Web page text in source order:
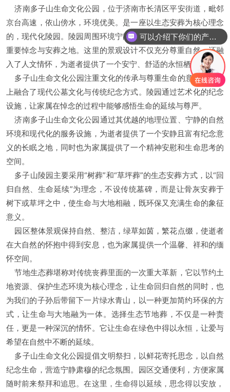
济南多子山生命文化公园，位于济南市长清区平安街道，毗邻
京台高速，依山傍水，环境优美。是一座以生态安葬为核心理念
的，现代化陵园。陵园周围环境宁静宜人，是济南及周边地区的
重要悼念与安葬之地。这里的景观设计不仅充分尊重自然，还融
入了人文情怀，为逝者提供了一个安宁、舒适的永恒栖息之地。
多子山生命文化公园注重文化的传承与尊重生命的意义，设计
上融合了现代公墓文化与传统纪念方式。陵园通过艺术化的纪念
设施，让家属在悼念的过程中能够感悟生命的延续与尊严。
济南多子山生命文化公园通过其优越的地理位置、宁静的自然
环境和现代化的服务设施，为逝者提供了一个安静且富有纪念意
义的长眠之地，同时也为家属提供了一个精神安慰和生命思考的
空间。
多子山陵园主要采用“树葬”和“草坪葬”的生态安葬方式，以“回
归自然、生命延续”为理念，不设传统墓碑，而是让骨灰安葬于
树下或草坪之中，使生命与大地相融，既环保又充满生命的象征
意义。
园区整体景观保持自然、整洁，绿草如茵，繁花点缀，使逝者
在大自然的怀抱中得到安息，也为家属提供一个温馨、祥和的缅
怀空间。
节地生态葬堪称对传统丧葬里面的一次重大革新，它以节约土
地资源、保护生态环境为核心理念，让生命回归自然的同时，也
为我们的子孙后带留下一片绿水青山，以一种更加简约环保的方
式，让生命与大地融为一体。选择生态节地葬，不仅是一种责
任，更是一种深沉的情怀。它让生命在绿色中得以永恒，让爱与
希望在自然中不断的延续。
多子山生命文化公园提倡文明祭扫，以鲜花寄托思念，以自然
纪念生命，营造宁静肃穆的纪念氛围。园区交通便利，方便家属
随时前来祭拜和追思。在这里，生命得以延续，思念得以安放，
可以介绍下你们的产品么